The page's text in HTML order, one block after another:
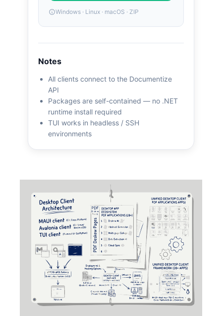
Windows · Linux · macOS · ZIP
Notes
All clients connect to the Documentize
API
Packages are self-contained — no .NET
runtime install required
TUI works in headless / SSH
environments